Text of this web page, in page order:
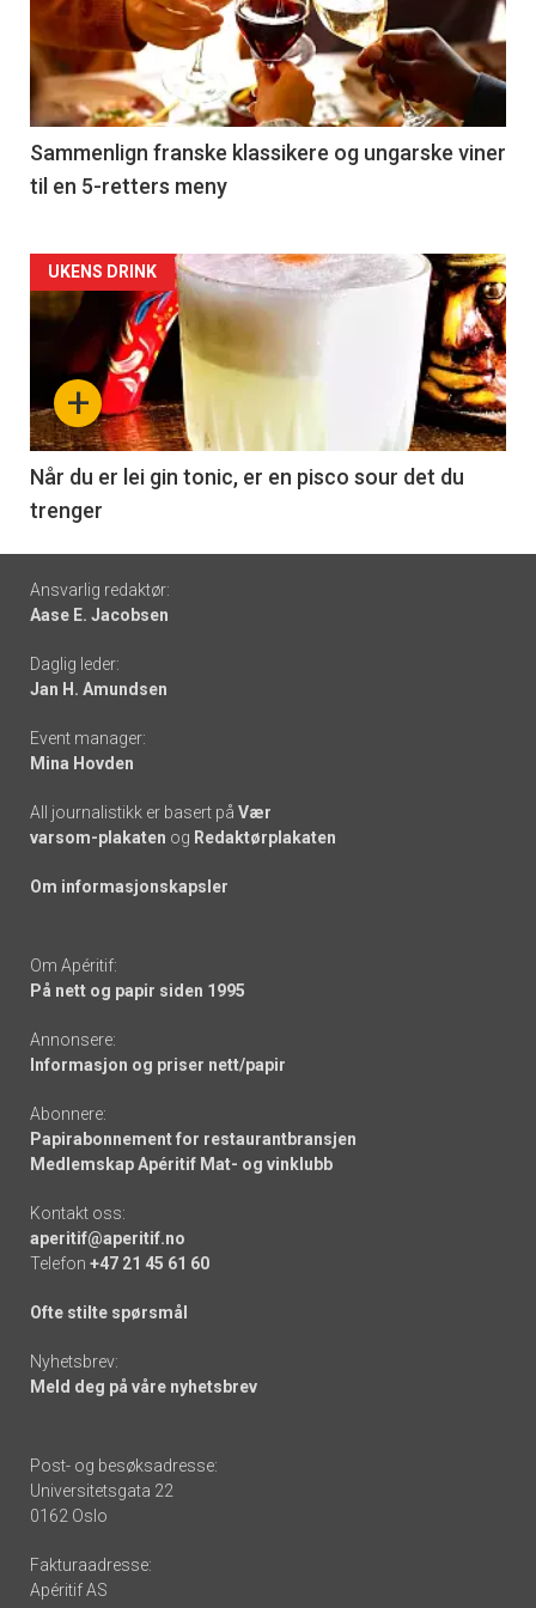
nå
-
5
Sammenlign franske klassikere og ungarske viner
til en 5-retters meny
Forsiden
akkurat
nå
-
6
+
UKENS DRINK
Når du er lei gin tonic, er en pisco sour det du
trenger
Footer
-
links
Ansvarlig redaktør:
Aase E. Jacobsen
Daglig leder:
Jan H. Amundsen
Event manager:
Mina Hovden
All journalistikk er basert på Vær
varsom-plakaten og Redaktørplakaten
Om informasjonskapsler
Om Apéritif:
På nett og papir siden 1995
Annonsere:
Informasjon og priser nett/papir
Abonnere:
Papirabonnement for restaurantbransjen
Medlemskap Apéritif Mat- og vinklubb
Kontakt oss:
aperitif@aperitif.no
Telefon +47 21 45 61 60
Ofte stilte spørsmål
Nyhetsbrev:
Meld deg på våre nyhetsbrev
Post- og besøksadresse:
Universitetsgata 22
0162 Oslo
Fakturaadresse:
Apéritif AS